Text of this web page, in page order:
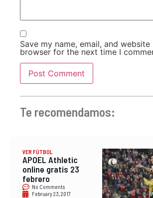
Save my name, email, and website
browser for the next time I
Te recomendamos:
VER FÚTBOL
APOEL Athletic
online gratis 23
febrero
No Comments
February 23, 2017